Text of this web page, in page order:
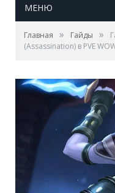
МЕНЮ
Главная » Гайды »
(Assassination) в PVE